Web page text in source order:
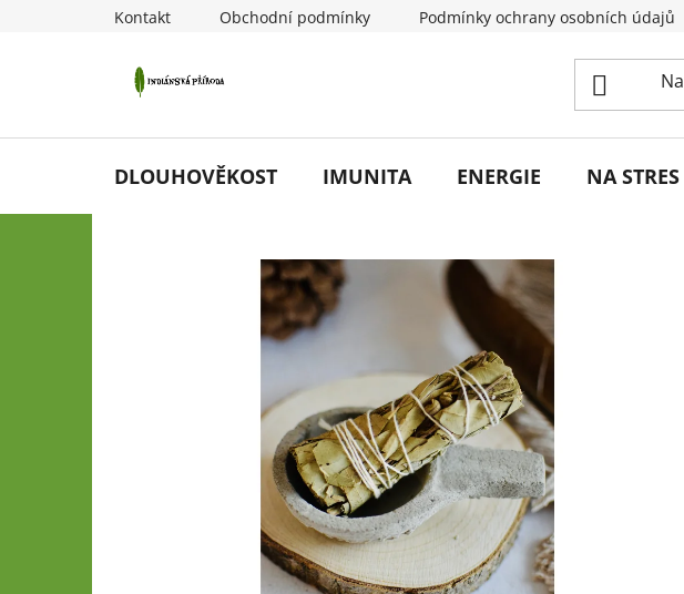
Kontakt Obchodní podmínky Podmínky ochrany osobních údajů
DLOUHOVĚKOST IMUNITA ENERGIE NA STRES